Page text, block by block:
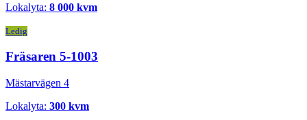
Lokalyta: 8 000 kvm
Ledig
Fräsaren 5-1003
Mästarvägen 4
Lokalyta: 300 kvm